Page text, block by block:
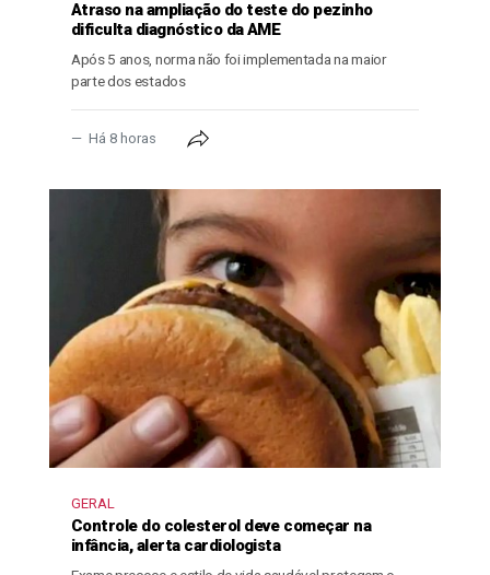
Atraso na ampliação do teste do pezinho
dificulta diagnóstico da AME
Após 5 anos, norma não foi implementada na maior
parte dos estados
Há 8 horas
GERAL
Controle do colesterol deve começar na
infância, alerta cardiologista